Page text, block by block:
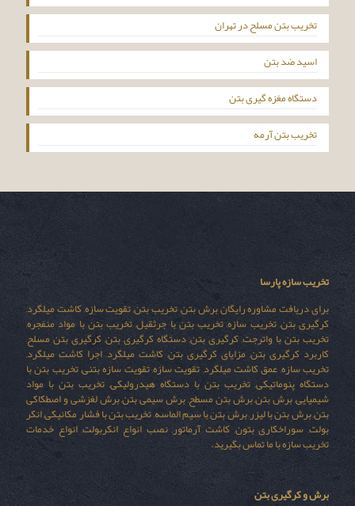
تخریب بتن مسلح در تهران
اسید ضد بتن
دستگاه مغزه گیری بتن
تخریب بتن آرمه
تخریب سازه پارسا
برای دریافت مشاوره رایگان برش بتن, تخریب بتن, تقویت سازه, کاشت میلگرد,
کرگیری بتن, تخریب سازه, تخریب بتن با جرثقیل, تخریب بتن با مواد منفجره,
تخریب بتن با واترجت, کرگیری بتن, دستگاه کرگیری بتن, کرگیری بتن مسلح,
کاربرد کرگیری بتن, مزایای کرگیری بتن, کاشت میلگرد, اجرا کاشت میلگرد,
تخریب سازه, عمق کاشت میلگرد, تقویت سازه, تقویت سازه بتنی, تخریب بتن با
دستگاه پنوماتیکی, تخریب بتن با دستگاه هیدرولیکی, تخریب بتن با مواد
شیمیایی, برش بتن, برش بتن مسطح, برش سیمی بتن, برش لغزشی و اصطکاکی
بتن, برش بتن با لیزر, برش بتن با سیم الماسه, تخریب بتن با فشار مکانیکی, انکر
بولت, سوراخکاری بتون, کاشت آرماتور, نصب انواع انکربولت, انواع خدمات
تخریب سازه با ما تماس بگیرید.
برش و کرگیری بتن